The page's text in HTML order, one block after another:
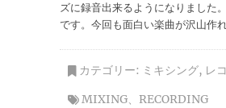
ズに録音出来るようになりました
です。今回も面白い楽曲が沢山作
カテゴリー: ミキシング, レ
MIXING、 RECORDING